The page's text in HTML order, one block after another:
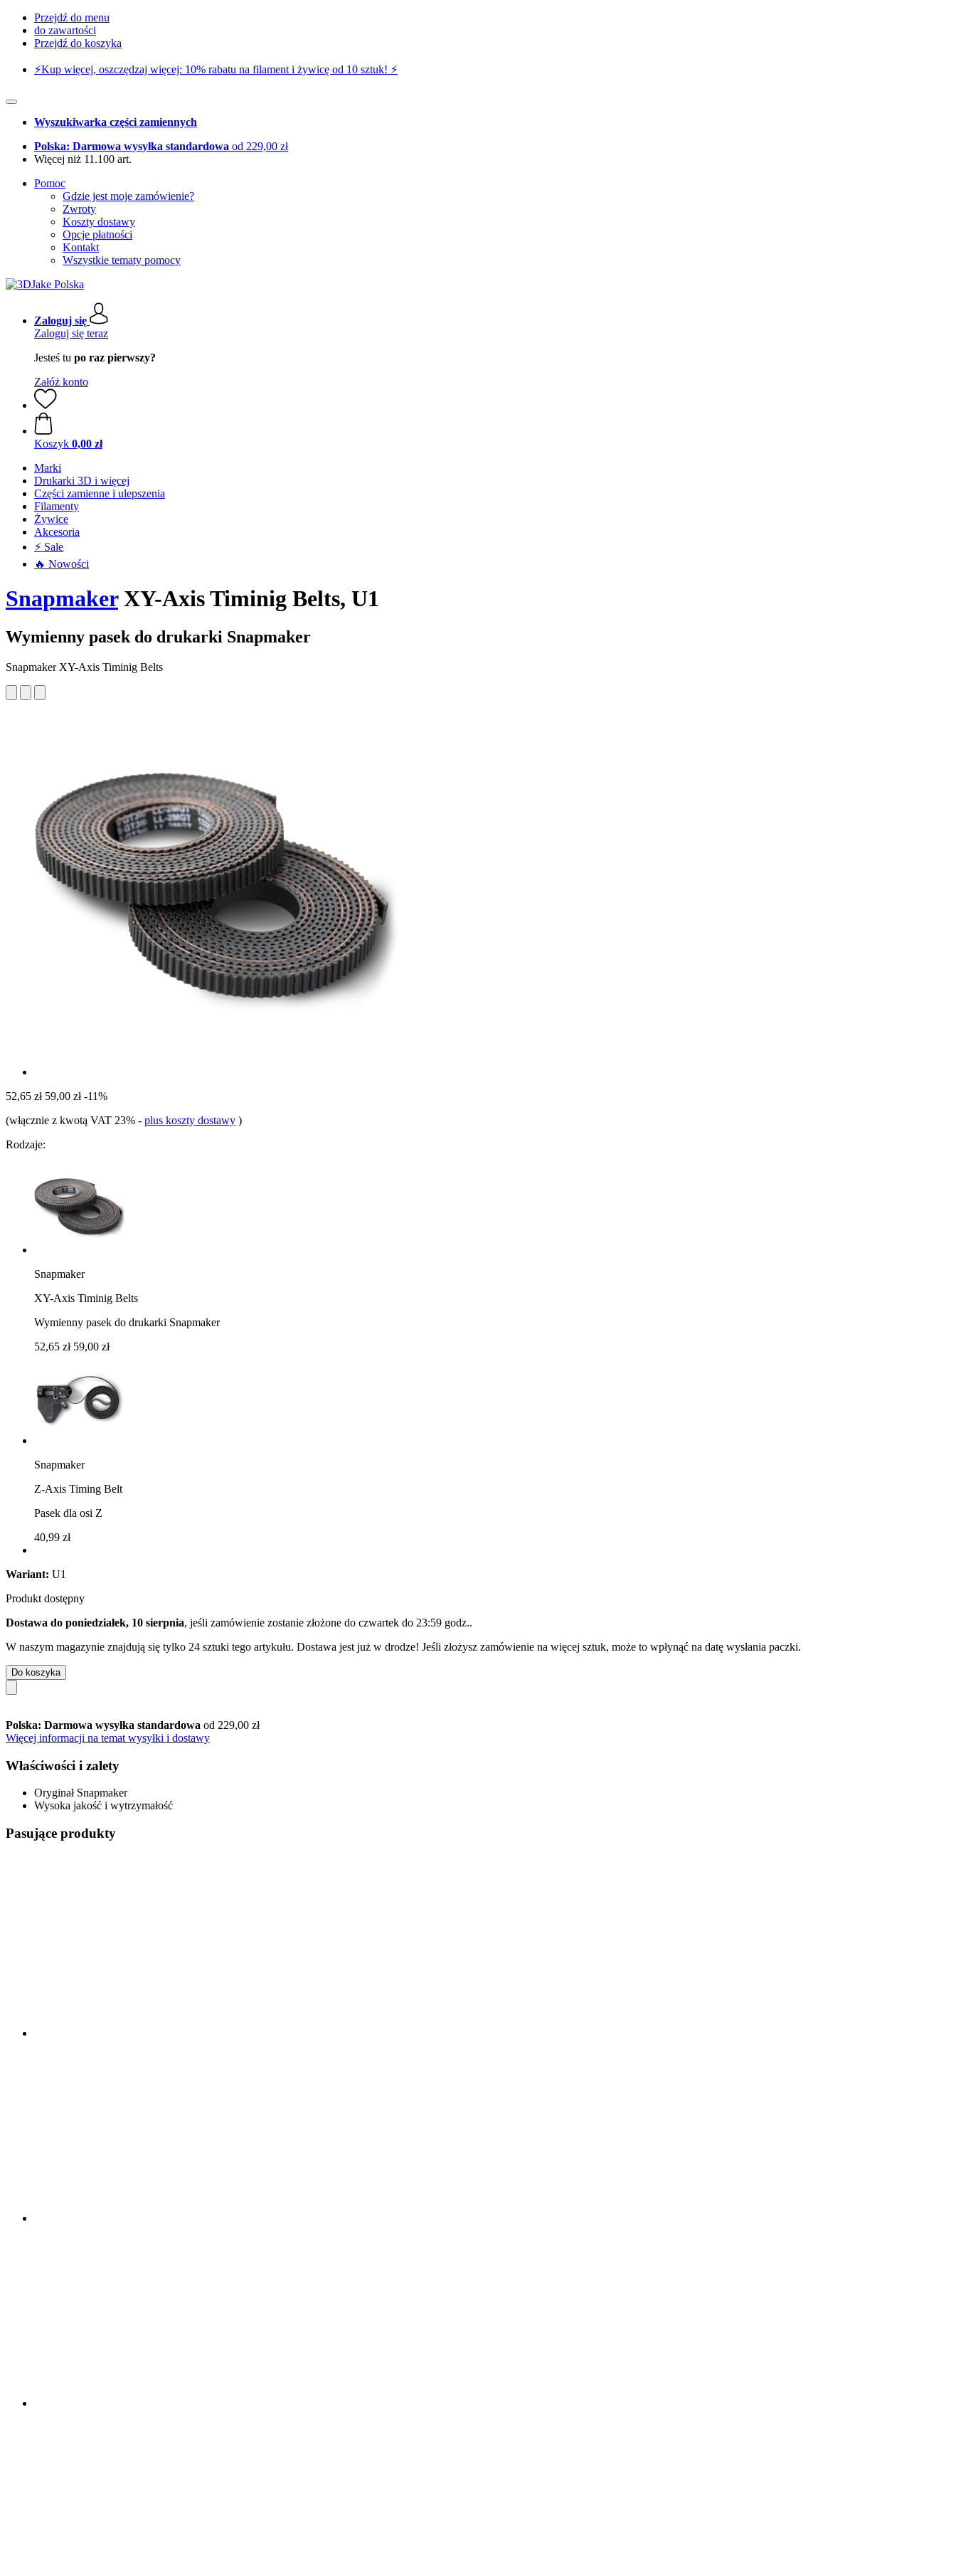
Przejdź do menu
do zawartości
Przejdź do koszyka
⚡️Kup więcej, oszczędzaj więcej: 10% rabatu na filament i żywicę od 10 sztuk! ⚡️
Wyszukiwarka części zamiennych
Polska: Darmowa wysyłka standardowa od 229,00 zł
Więcej niż 11.100 art.
Pomoc
Gdzie jest moje zamówienie?
Zwroty
Koszty dostawy
Opcje płatności
Kontakt
Wszystkie tematy pomocy
Zaloguj się
Zaloguj się teraz
Jesteś tu po raz pierwszy?
Załóż konto
Koszyk 0,00 zł
Marki
Drukarki 3D i więcej
Części zamienne i ulepszenia
Filamenty
Żywice
Akcesoria
⚡ Sale
🔥 Nowości
SnapmakerXY-Axis Timinig Belts, U1
Wymienny pasek do drukarki Snapmaker
Snapmaker XY-Axis Timinig Belts
52,65 zł 59,00 zł -11%
(włącznie z kwotą VAT 23% - plus koszty dostawy )
Rodzaje:
Snapmaker
XY-Axis Timinig Belts
Wymienny pasek do drukarki Snapmaker
52,65 zł 59,00 zł
Snapmaker
Z-Axis Timing Belt
Pasek dla osi Z
40,99 zł
Wariant: U1
Produkt dostępny
Dostawa do poniedziałek, 10 sierpnia, jeśli zamówienie zostanie złożone do czwartek do 23:59 godz..
W naszym magazynie znajdują się tylko 24 sztuki tego artykułu. Dostawa jest już w drodze! Jeśli złożysz zamówienie na więcej sztuk, może to wpłynąć na datę wysłania paczki.
Do koszyka
Polska: Darmowa wysyłka standardowa od 229,00 zł
Więcej informacji na temat wysyłki i dostawy
Właściwości i zalety
Oryginał Snapmaker
Wysoka jakość i wytrzymałość
Pasujące produkty